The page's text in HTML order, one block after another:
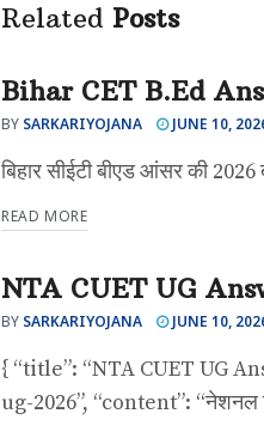
Related Posts
UNCATEGORIZED
Bihar CET B.Ed
BY SARKARIYOJANA JUNE 10,
बिहार सीईटी बीएड आंसर की 2026
READ MORE
UNCATEGORIZED
NTA CUET UG
BY SARKARIYOJANA JUNE 10,
{ “title”: “NTA CUET UG
ug-2026”, “content”: “नेशनल